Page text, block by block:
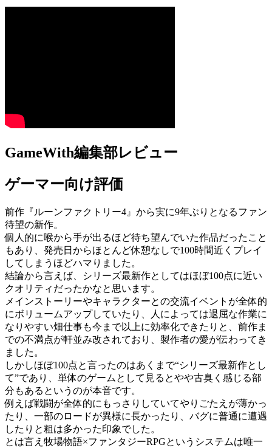
GameWith編集部レビュー
ゲーマー向け評価
前作『ルーンファクトリー4』から実に9年ぶりとなるファン
待望の新作。
個人的に喉から手が出るほど待ち望んでいた作品だったこと
もあり、発売日からほとんど休憩なしで100時間近くプレイ
してしまうほどハマりました。
結論から言えば、シリーズ最新作としてはほぼ100点に近い
クオリティだったかなと思います。
メインストーリーやキャラクターとの交流イベントが全体的
にボリュームアップしていたり、人によっては退屈な作業に
なりやすい畑仕事も今まで以上に効率化できたりと、前作ま
での不満点が軒並み改されており、製作者の愛が伝わってき
ました。
しかしほぼ100点と言ったのはあくまで“シリーズ最新作とし
て”であり、単体のゲームとして見るとやや古臭く感じる部
分もあるというのが本音です。
例えば戦闘が全体的にもっさりしていてやりごたえが薄かっ
たり、一部のロードが異様に長かったり、バグに普通に遭遇
したりと粗は多かった印象でした。
とは言え牧場物語×ファンタジーRPGというシステムは唯一